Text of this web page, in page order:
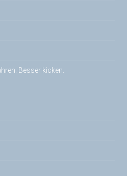
Besser kicken.